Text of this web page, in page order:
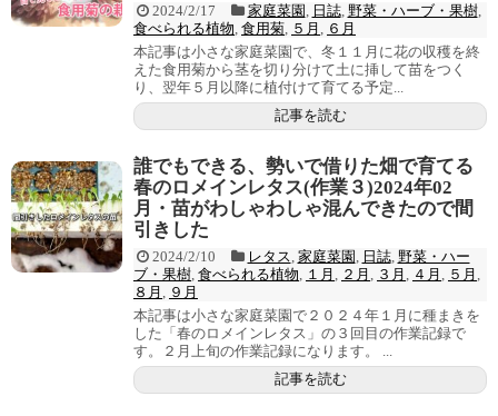
2024/2/17 家庭菜園 日誌, 野菜・ハーブ・果樹,
食べられる植物 食用菊 ５月
６月
本記事は小さな家庭菜園で、冬１１月に花の収穫を終
えた食用菊から茎を切り分けて土に挿して苗をつく
り、翌年５月以降に植付けて育てる予定...
記事を読む
誰でもできる、勢いで借りた畑で育てる
春のロメインレタス(作業３)2024年02
月・苗がわしゃわしゃ混んできたので間
引きした
2024/2/10 レタス 家庭菜園 日誌, 野菜・ハー
ブ・果樹 食べられる植物 １月 ２月 ３月 ４月 ５月
８月
９月
本記事は小さな家庭菜園で２０２４年１月に種まきを
した「春のロメインレタス」の３回目の作業記録で
す。２月上旬の作業記録になります。 ...
記事を読む